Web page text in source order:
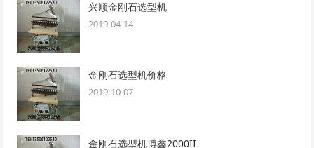
兴顺金刚石选型机
2019-04-14
金刚石选型机价格
2019-10-07
金刚石选型机博鑫2000II